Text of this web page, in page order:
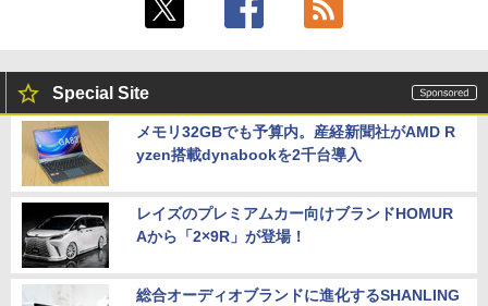
Special Site
メモリ32GBでも予算内。産経新聞社がAMD R
yzen搭載dynabookを2千台導入
レイズのプレミアムカー向けブランドHOMUR
Aから「2×9R」が登場！
総合オーディオブランドに進化するSHANLING